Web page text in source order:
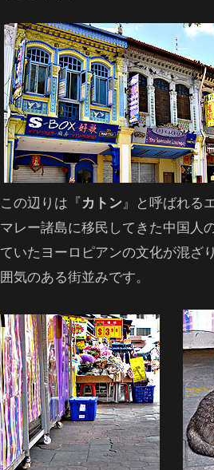
この辺りは『カトン』と呼ばれる
マレー諸島に移民してきた中国人
ていたヨーロピアンの文化が混ざ
囲気のある街並みです。